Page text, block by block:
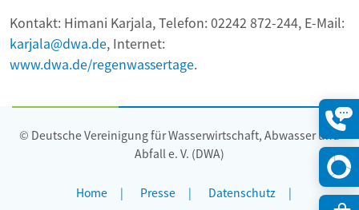
Kontakt: Himani Karjala, Telefon: 02242 872-244, E-Mail:
karjala@dwa.de, Internet:
www.dwa.de/regenwassertage.
© Deutsche Vereinigung für Wasserwirtschaft, Abwasser und
Abfall e. V. (DWA)
Home Presse Datenschutz